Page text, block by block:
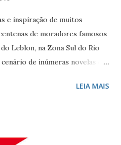
e inspiração de muitos
de moradores famosos
Leblon, na Zona Sul do Rio
de inúmeras novelas de
defini-lo? Calmo e elegante.
LEIA MAIS